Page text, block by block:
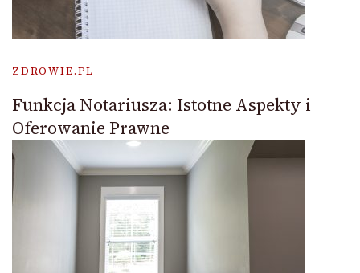
ZDROWIE.PL
Funkcja Notariusza: Istotne Aspekty i
Oferowanie Prawne